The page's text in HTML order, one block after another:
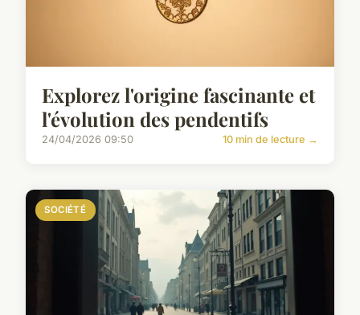
Explorez l'origine fascinante et
l'évolution des pendentifs
24/04/2026 09:50 10 min de lecture →
SOCIÉTÉ